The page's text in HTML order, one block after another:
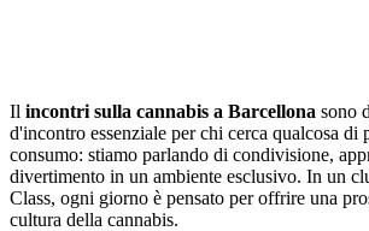
Il incontri sulla cannabis a Barcellona sono
d'incontro essenziale per chi cerca qualcosa di
consumo: stiamo parlando di condivisione,
divertimento in un ambiente esclusivo. In un
Class, ogni giorno è pensato per offrire una
cultura della cannabis.